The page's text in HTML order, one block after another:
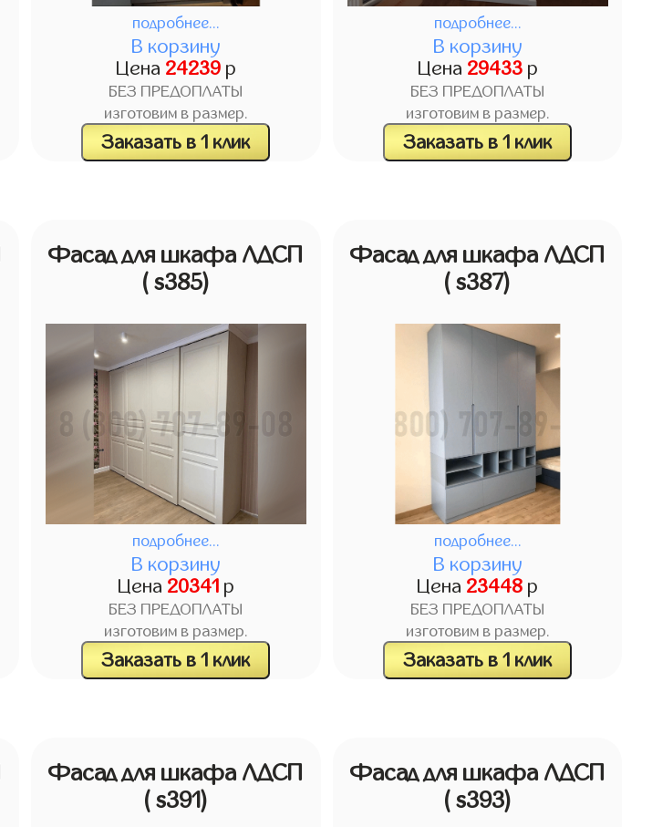
подробнее...
В корзину
Цена 24239р
БЕЗ ПРЕДОПЛАТЫ
изготовим в размер.
Заказать в 1 клик
подробнее...
В корзину
Цена 29433р
БЕЗ ПРЕДОПЛАТЫ
изготовим в размер.
Заказать в 1 клик
Фасад для шкафа ЛДСП
( s385)
подробнее...
В корзину
Цена 20341 р
БЕЗ ПРЕДОПЛАТЫ
изготовим в размер.
Заказать в 1 клик
Фасад для шкафа ЛДСП
( s387)
подробнее...
В корзину
Цена 23448 р
БЕЗ ПРЕДОПЛАТЫ
изготовим в размер.
Заказать в 1 клик
Фасад для шкафа ЛДСП
( s391)
Фасад для шкафа ЛДСП
( s393)